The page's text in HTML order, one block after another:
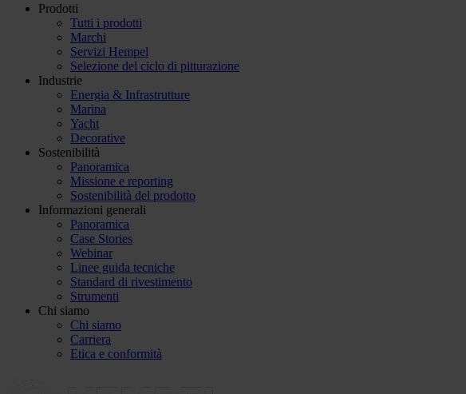
Prodotti
Tutti i prodotti
Marchi
Servizi Hempel
Selezione del ciclo di pitturazione
Industrie
Energia & Infrastrutture
Marina
Yacht
Decorative
Sostenibilità
Panoramica
Missione e reporting
Sostenibilità del prodotto
Informazioni generali
Panoramica
Case Stories
Webinar
Linee guida tecniche
Standard di rivestimento
Strumenti
Chi siamo
Chi siamo
Carriera
Etica e conformità